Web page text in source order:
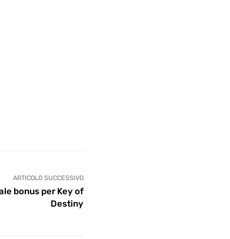
ARTICOLO SUCCESSIVO
bonus per Key of
Destiny